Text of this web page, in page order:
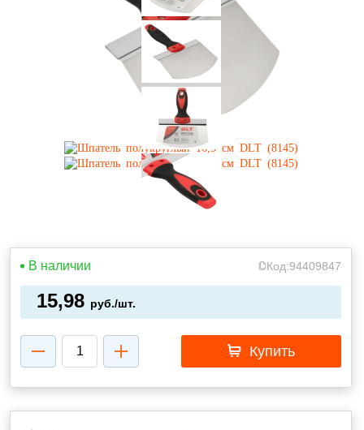
В наличии Код:94409847
15,98 руб./шт.
Купить